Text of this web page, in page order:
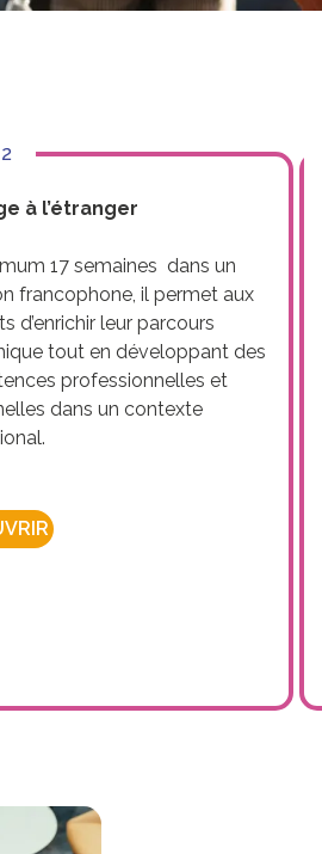
à l’étranger
17 semaines dans un
francophone, il permet aux
d’enrichir leur parcours
tout en développant des
professionnelles et
dans un contexte